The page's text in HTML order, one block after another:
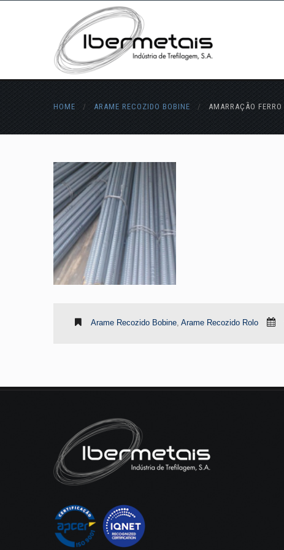
HOME / ARAME RECOZIDO BOBINE / AMARRAÇÃO FERRO
Arame Recozido Bobine, Arame Recozido Rolo